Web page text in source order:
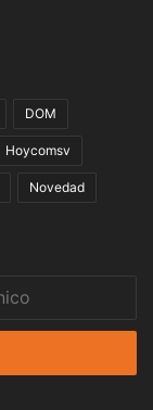
DOM
Hoycomsv
Novedad